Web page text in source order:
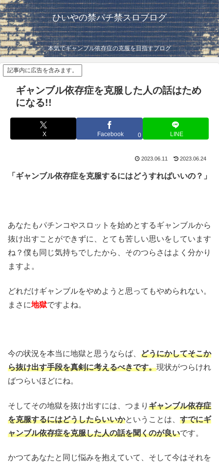
ひいやの禁パチ禁スロブログ
本気でギャンブル依存症の克服を目指すブログ
記事内に広告を含みます。
ギャンブル依存症を克服した人の話はため
になる!!
X Facebook 0 LINE
2023.06.11 2023.06.24
「ギャンブル依存症を克服するにはどうすればいいの？」
あなたもパチンコやスロットを始めとするギャンブルから
抜け出すことができずに、とても苦しい思いをしています
ね？僕も同じ気持ちでしたから、そのつらさはよく分かり
ますよ。
どれだけギャンブルをやめようと思ってもやめられない。
まさに地獄ですよね。
今の状況を本当に地獄と思うならば、 どうにかしてそこか
ら抜け出す手段を真剣に考えるべきです。現状がつらけれ
ばつらいほどにね。
そしてその地獄を抜け出すには、つまり ギャンブル依存症
を克服するにはどうしたらいいかということは、 すでにギ
ャンブル依存症を克服した人の話を聞くのが良いです。
かつてあなたと同じ悩みを抱えていて、そして今はそれを